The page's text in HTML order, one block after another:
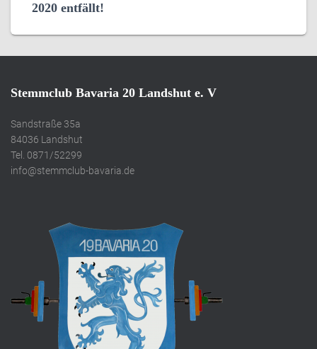
2020 entfällt!
Stemmclub Bavaria 20 Landshut e. V
Sandstraße 35a
84036 Landshut
Tel. 0871/52299
info@stemmclub-bavaria.de